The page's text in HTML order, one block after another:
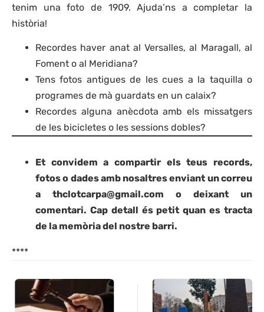
tenim una foto de 1909. Ajuda’ns a completar la
història!
Recordes haver anat al Versalles, al Maragall, al
Foment o al Meridiana?
Tens fotos antigues de les cues a la taquilla o
programes de mà guardats en un calaix?
Recordes alguna anècdota amb els missatgers
de les bicicletes o les sessions dobles?
Et convidem a compartir els teus records,
fotos o dades amb nosaltres enviant un correu
a thclotcarpa@gmail.com o deixant un
comentari. Cap detall és petit quan es tracta
de la memòria del nostre barri.
****